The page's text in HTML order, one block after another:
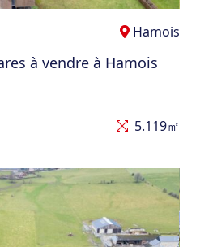
Hamois
à vendre à Hamois
5.119㎡